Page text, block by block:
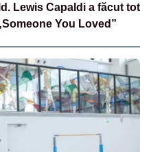
Lewis Capaldi a făcut tot
You Loved”